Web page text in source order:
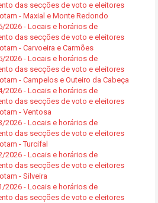
das secções de voto e eleitores
- Maxial e Monte Redondo
2026 - Locais e horários de
das secções de voto e eleitores
- Carvoeira e Carmões
2026 - Locais e horários de
das secções de voto e eleitores
- Campelos e Outeiro da Cabeça
2026 - Locais e horários de
das secções de voto e eleitores
- Ventosa
2026 - Locais e horários de
das secções de voto e eleitores
- Turcifal
2026 - Locais e horários de
das secções de voto e eleitores
- Silveira
2026 - Locais e horários de
das secções de voto e eleitores